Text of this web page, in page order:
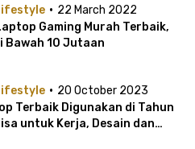
· 22 March 2022
Gaming Murah Terbaik,
Bawah 10 Jutaan
· 20 October 2023
Terbaik Digunakan di Tahun
untuk Kerja, Desain dan